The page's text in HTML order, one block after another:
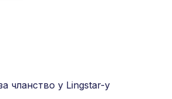
чланство у Lingstar-у